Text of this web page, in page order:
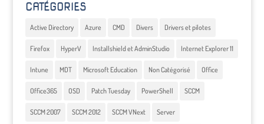
CATÉGORIES
Active Directory Azure CMD Divers Drivers et pilotes
Firefox HyperV Installshield et AdminStudio Internet Explorer 11
Intune MDT Microsoft Education Non Catégorisé Office
Office365 OSD Patch Tuesday PowerShell SCCM
SCCM 2007 SCCM 2012 SCCM VNext Server